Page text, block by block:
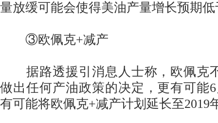
量放缓可能会使得美油产量增长预期
③欧佩克+减产
据路透援引消息人士称，欧佩克
做出任何产油政策的决定，更有可能
有可能将欧佩克+减产计划延长至2019